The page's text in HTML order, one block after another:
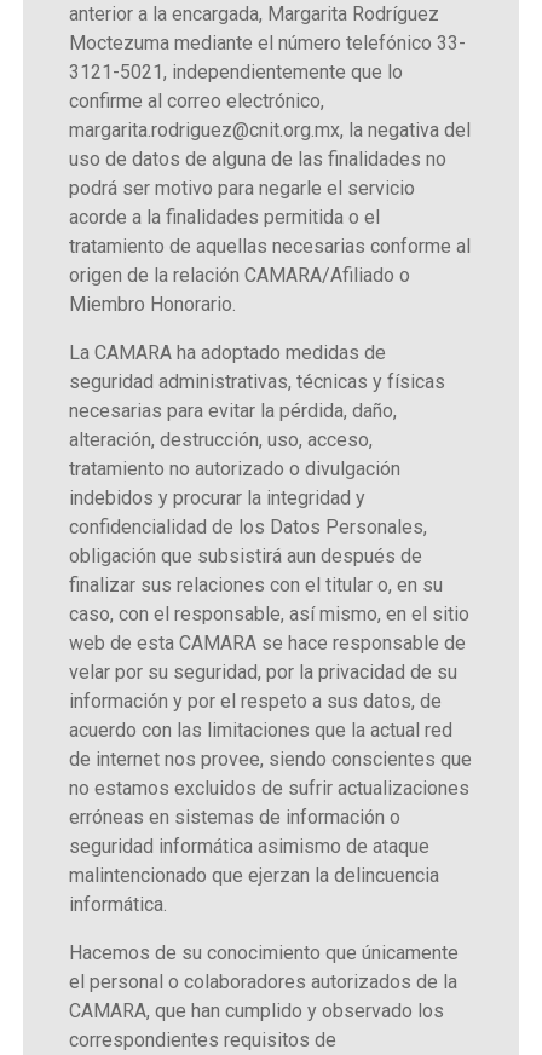
anterior a la encargada, Margarita Rodríguez
Moctezuma mediante el número telefónico 33-
3121-5021, independientemente que lo
confirme al correo electrónico,
margarita.rodriguez@cnit.org.mx, la negativa del
uso de datos de alguna de las finalidades no
podrá ser motivo para negarle el servicio
acorde a la finalidades permitida o el
tratamiento de aquellas necesarias conforme al
origen de la relación CAMARA/Afiliado o
Miembro Honorario.
La CAMARA ha adoptado medidas de
seguridad administrativas, técnicas y físicas
necesarias para evitar la pérdida, daño,
alteración, destrucción, uso, acceso,
tratamiento no autorizado o divulgación
indebidos y procurar la integridad y
confidencialidad de los Datos Personales,
obligación que subsistirá aun después de
finalizar sus relaciones con el titular o, en su
caso, con el responsable, así mismo, en el sitio
web de esta CAMARA se hace responsable de
velar por su seguridad, por la privacidad de su
información y por el respeto a sus datos, de
acuerdo con las limitaciones que la actual red
de internet nos provee, siendo conscientes que
no estamos excluidos de sufrir actualizaciones
erróneas en sistemas de información o
seguridad informática asimismo de ataque
malintencionado que ejerzan la delincuencia
informática.
Hacemos de su conocimiento que únicamente
el personal o colaboradores autorizados de la
CAMARA, que han cumplido y observado los
correspondientes requisitos de